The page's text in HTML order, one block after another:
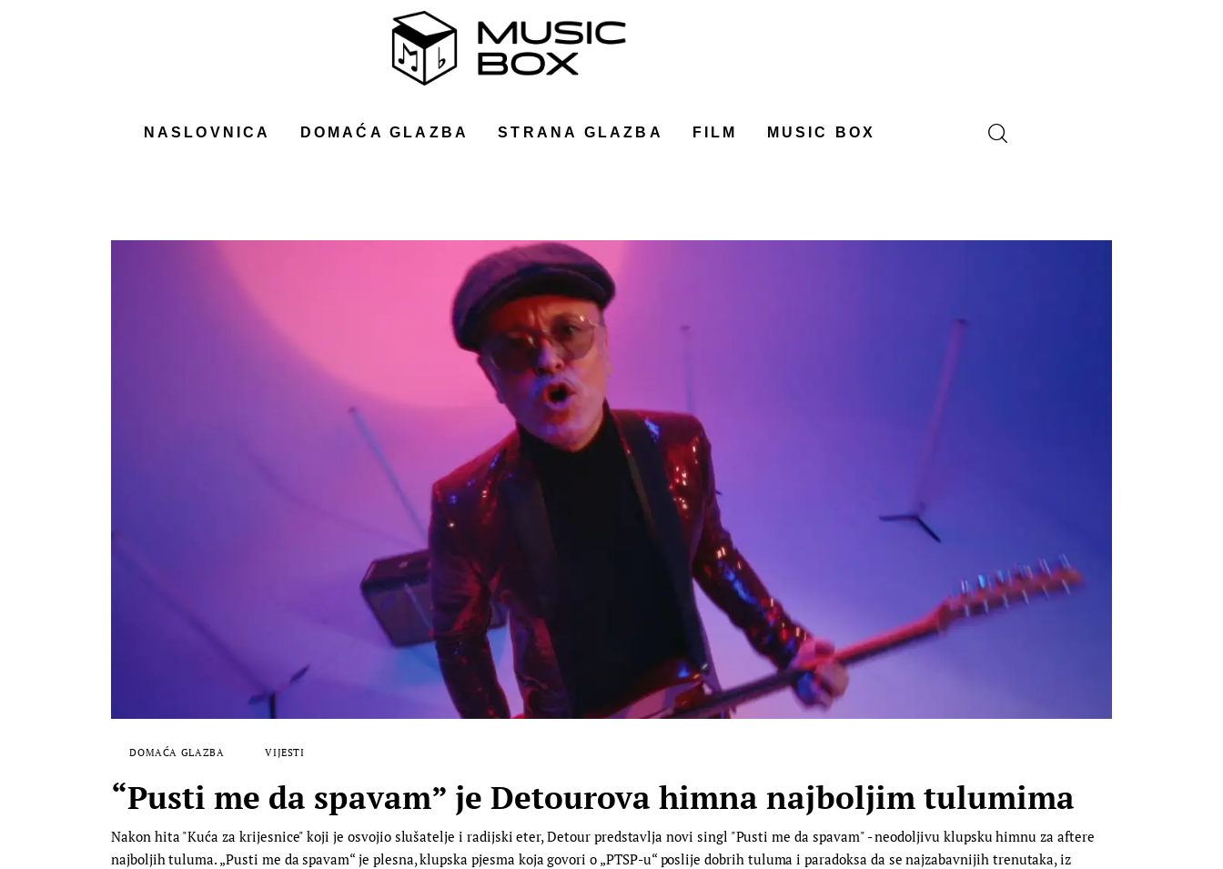
NASLOVNICA DOMAĆA GLAZBA STRANA GLAZBA FILM MUSIC BOX
DOMAĆA GLAZBA VIJESTI
“Pusti me da spavam” je Detourova himna najboljim tulumima
Nakon hita "Kuća za krijesnice" koji je osvojio slušatelje i radijski eter, Detour predstavlja novi singl "Pusti me da spavam" - neodoljivu klupsku himnu za aftere
najboljih tuluma. „Pusti me da spavam“ je plesna, klupska pjesma koja govori o „PTSP-u“ poslije dobrih tuluma i paradoksa da se najzabavnijih trenutaka, iz